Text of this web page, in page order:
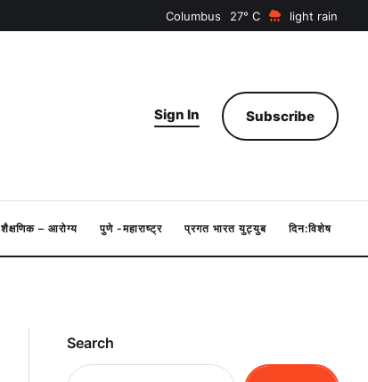
Columbus 27 light rain
Sign In Subscribe
शैक्षणिक – आरोग्य पुणे -महाराष्ट्र प्रगत भारत युट्युब दिन:विशेष
Search